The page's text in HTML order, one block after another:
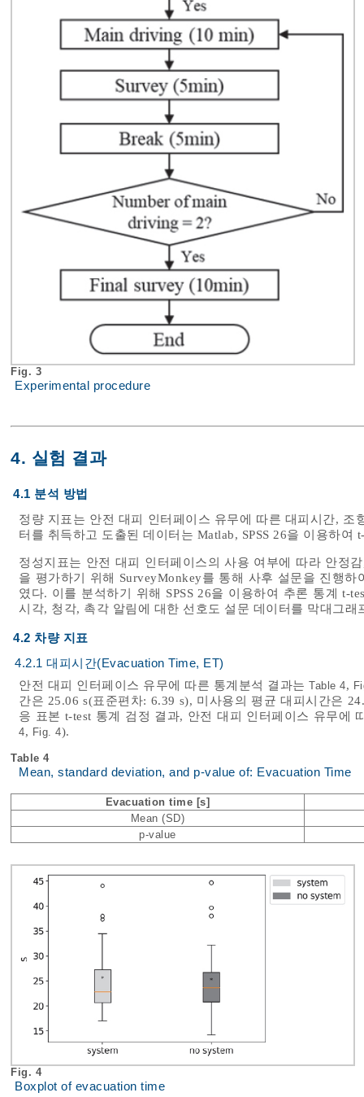
Fig. 3
Experimental procedure
4. 실험 결과
4.1 분석 방법
정량 지표는 안전 대피 인터페이스 유무에 따른 대피시간,
터를 취득하고 도출된 데이터는 Matlab, SPSS 26을 이용하여
정성지표는 안전 대피 인터페이스의 사용 여부에 따라 안정
을 평가하기 위해 SurveyMonkey를 통해 사후 설문을 진행
였다. 이를 분석하기 위해 SPSS 26을 이용하여 추론 통계 t-
시각, 청각, 촉각 알림에 대한 선호도 설문 데이터를 막대그래
4.2 차량 지표
4.2.1 대피시간(Evacuation Time, ET)
안전 대피 인터페이스 유무에 따른 통계분석 결과는Table 4,
간은 25.06 s(표준편차: 6.39 s), 미사용의 평균 대피시간은
응 표본 t-test 통계 검정 결과, 안전 대피 인터페이스 유무에
4, Fig. 4).
Table 4
Mean, standard deviation, and p-value of: Evacuation Time
Evacuation time [s]
Mean (SD)
p-value
Fig. 4
Boxplot of evacuation time